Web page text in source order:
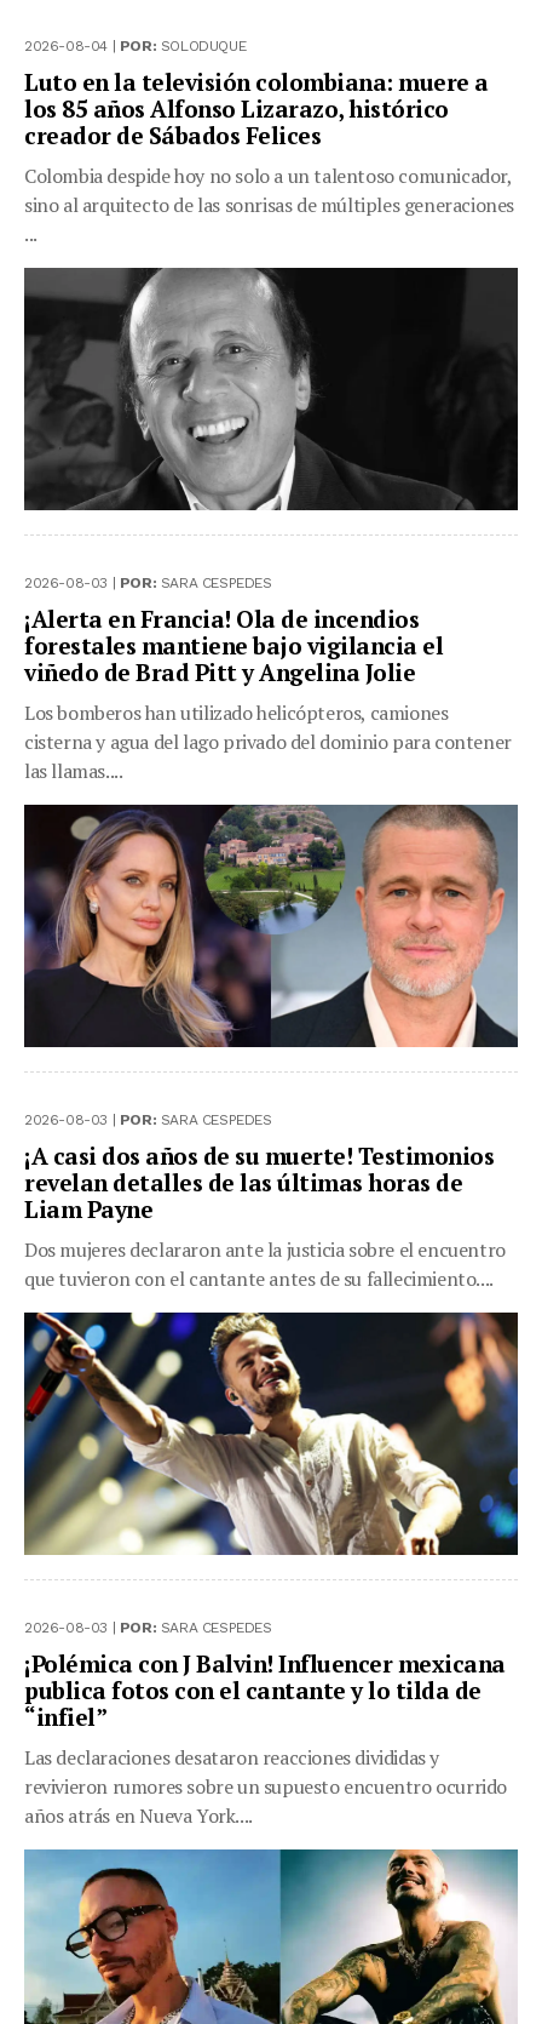
2026-08-04 | POR: SOLODUQUE
Luto en la televisión colombiana: muere a
los 85 años Alfonso Lizarazo, histórico
creador de Sábados Felices
Colombia despide hoy no solo a un talentoso comunicador,
sino al arquitecto de las sonrisas de múltiples generaciones
...
2026-08-03 | POR: SARA CESPEDES
¡Alerta en Francia! Ola de incendios
forestales mantiene bajo vigilancia el
viñedo de Brad Pitt y Angelina Jolie
Los bomberos han utilizado helicópteros, camiones
cisterna y agua del lago privado del dominio para contener
las llamas....
2026-08-03 | POR: SARA CESPEDES
¡A casi dos años de su muerte! Testimonios
revelan detalles de las últimas horas de
Liam Payne
Dos mujeres declararon ante la justicia sobre el encuentro
que tuvieron con el cantante antes de su fallecimiento....
2026-08-03 | POR: SARA CESPEDES
¡Polémica con J Balvin! Influencer mexicana
publica fotos con el cantante y lo tilda de
“infiel”
Las declaraciones desataron reacciones divididas y
revivieron rumores sobre un supuesto encuentro ocurrido
años atrás en Nueva York....